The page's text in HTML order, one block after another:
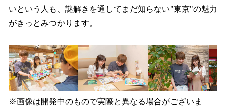
いという人も、謎解きを通してまだ知らない"東京"の魅力
がきっとみつかります。
※画像は開発中のもので実際と異なる場合がございま